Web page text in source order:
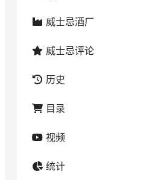
威士忌酒厂
威士忌评论
历史
目录
视频
统计